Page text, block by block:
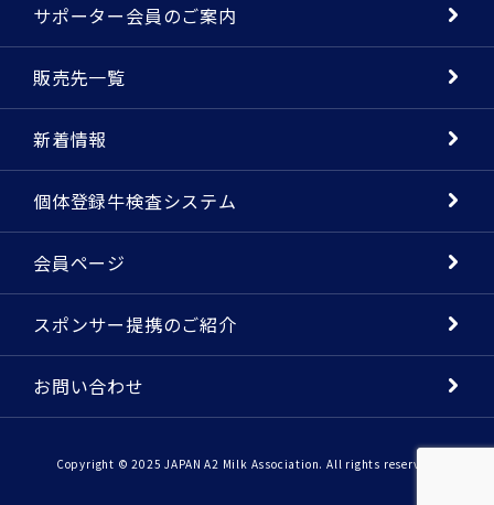
サポーター会員のご案内
販売先一覧
新着情報
個体登録牛検査システム
会員ページ
スポンサー提携のご紹介
お問い合わせ
Copyright © 2025 JAPAN A2 Milk Association. All rights reserved.